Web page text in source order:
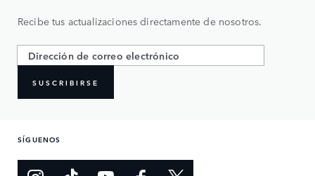
Recibe tus actualizaciones directamente de nosotros.
SUSCRIBIRSE
SÍGUENOS